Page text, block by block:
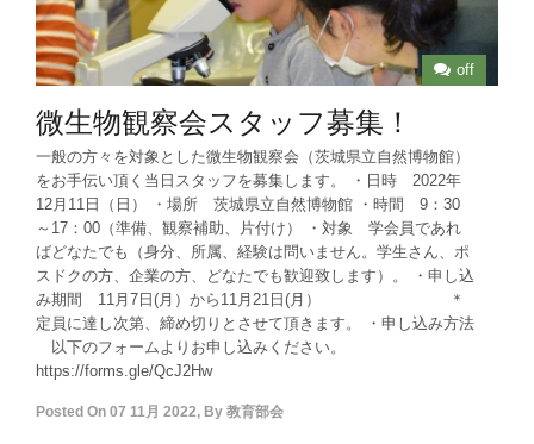
off
微生物観察会スタッフ募集！
一般の方々を対象とした微生物観察会（茨城県立自然博物館）
をお手伝い頂く当日スタッフを募集します。 ・日時 2022年
12月11日（日） ・場所 茨城県立自然博物館 ・時間 9：30
～17：00（準備、観察補助、片付け） ・対象 学会員であれ
ばどなたでも（身分、所属、経験は問いません。学生さん、ポ
スドクの方、企業の方、どなたでも歓迎致します）。 ・申し込
み期間 11月7日(月）から11月21日(月） ＊
定員に達し次第、締め切りとさせて頂きます。 ・申し込み方法
以下のフォームよりお申し込みください。
https://forms.gle/QcJ2Hw
Posted On 07 11月 2022, By 教育部会